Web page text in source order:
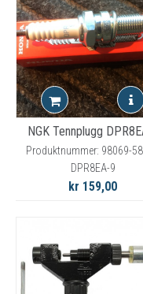
NGK Tennplugg
Produktnummer: 98069-
DPR8EA-9
kr 159,00